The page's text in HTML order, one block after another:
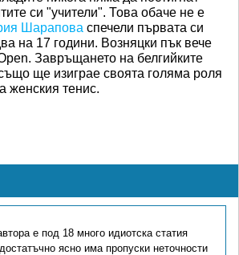
си "учители". Това обаче не е
Шарапова спечели първата си
на 17 години. Возняцки пък вече
Завръщането на белгийките
ще изиграе своята голяма роля
женския тенис.
е под 18 много идиотска статия
ясно има пропуски неточности